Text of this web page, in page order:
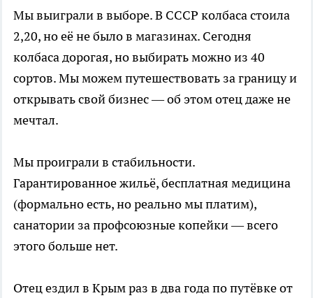
Мы выиграли в выборе. В СССР колбаса стоила
2,20, но её не было в магазинах. Сегодня
колбаса дорогая, но выбирать можно из 40
сортов. Мы можем путешествовать за границу и
открывать свой бизнес — об этом отец даже не
мечтал.
Мы проиграли в стабильности.
Гарантированное жильё, бесплатная медицина
(формально есть, но реально мы платим),
санатории за профсоюзные копейки — всего
этого больше нет.
Отец ездил в Крым раз в два года по путёвке от